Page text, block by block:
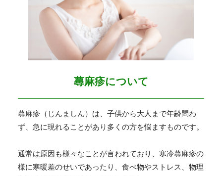
蕁麻疹について
蕁麻疹（じんましん）は、子供から大人まで年齢問わ
ず、急に現れることがあり多くの方を悩ますものです。
通常は原因も様々なことが言われており、寒冷蕁麻疹の
様に寒暖差のせいであったり、食べ物やストレス、物理